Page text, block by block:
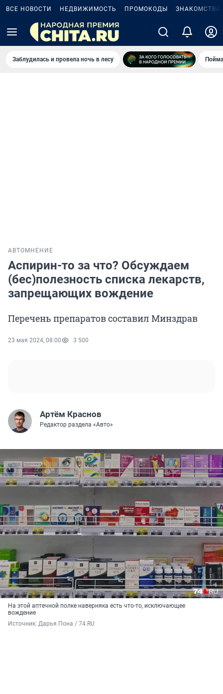
ВСЕ НОВОСТИ НЕДВИЖИМОСТЬ ПРОМОКОДЫ ЗНАКОМСТВА
Заблудилась и провела ночь в лесу
АВТО МНЕНИЕ
Аспирин-то за что? Обсуждаем
(бес)полезность списка лекарств,
запрещающих вождение
Перечень препаратов составил Минздрав
23 мая 2024, 08:00 3 500
Артём Краснов
Редактор раздела «Авто»
На этой аптечной полке наверняка есть что-то, исключающее
вождение
Источник: Дарья Пона / 74.RU